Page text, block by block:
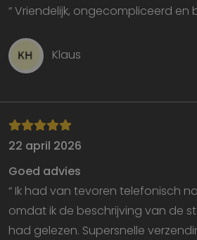
“ Vriendelijk, ongecompliceerd en
Klaus
22 april 2026
Goed advies
“ Ik had van tevoren telefonisch
omdat ik de beschrijving van de
had gelezen. Supersnelle
Functioneel
gebruikersaanmelding en
Naam
VISITOR_PRIVACY_METADATA